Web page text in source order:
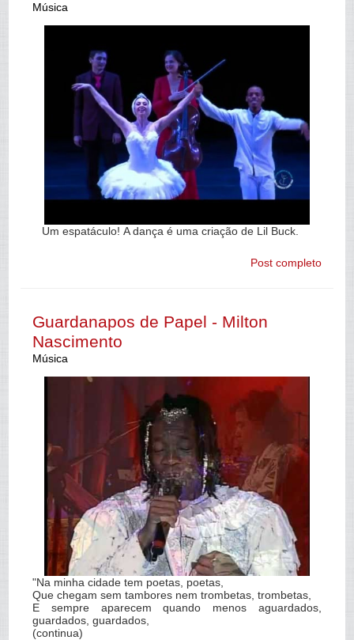
Música
Um espatáculo! A dança é uma criação de Lil Buck.
Post completo
Guardanapos de Papel - Milton
Nascimento
Música
"Na minha cidade tem poetas, poetas,
Que chegam sem tambores nem trombetas, trombetas,
E sempre aparecem quando menos aguardados,
guardados, guardados,
(continua)